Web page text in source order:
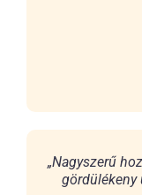
„Nagyszerű
gördülékeny